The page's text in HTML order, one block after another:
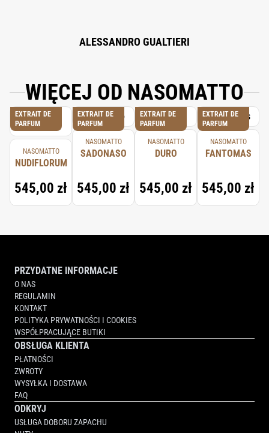
ALESSANDRO GUALTIERI
WIĘCEJ OD NASOMATTO
EXTRAIT DE
PARFUM
NASOMATTO
NUDIFLORUM
545,00 zł
EXTRAIT DE
PARFUM
NASOMATTO
SADONASO
545,00 zł
EXTRAIT DE
PARFUM
NASOMATTO
DURO
545,00 zł
EXTRAIT DE
PARFUM
NASOMATTO
FANTOMAS
545,00 zł
PRZYDATNE INFORMACJE
O NAS
REGULAMIN
KONTAKT
POLITYKA PRYWATNOŚCI I COOKIES
WSPÓŁPRACUJĄCE BUTIKI
OBSŁUGA KLIENTA
PŁATNOŚCI
ZWROTY
WYSYŁKA I DOSTAWA
FAQ
ODKRYJ
USŁUGA DOBORU ZAPACHU